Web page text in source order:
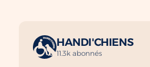
HANDI'CHIENS
11.3k abonnés